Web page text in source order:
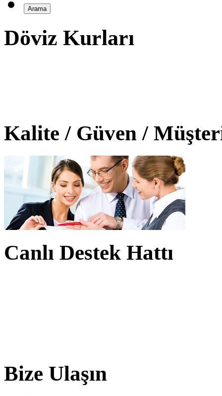
Döviz Kurları
Kalite / Güven /
Canlı Destek Hattı
Bize Ulaşın